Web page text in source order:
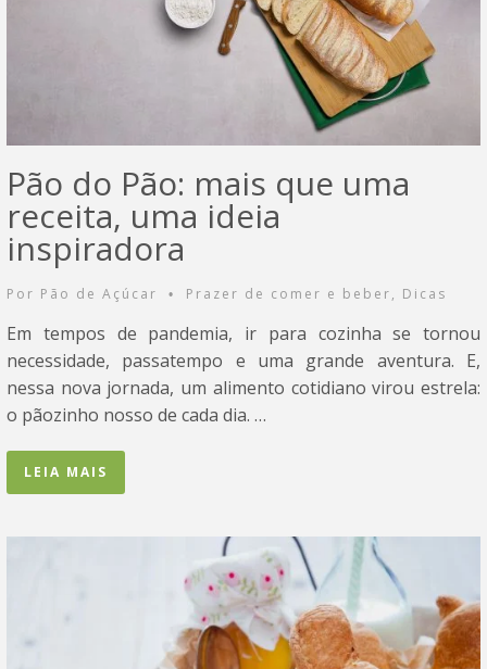
Pão do Pão: mais que uma
receita, uma ideia
inspiradora
Por Pão de Açúcar • Prazer de comer e beber, Dicas
Em tempos de pandemia, ir para cozinha se tornou
necessidade, passatempo e uma grande aventura. E,
nessa nova jornada, um alimento cotidiano virou estrela:
o pãozinho nosso de cada dia. …
LEIA MAIS